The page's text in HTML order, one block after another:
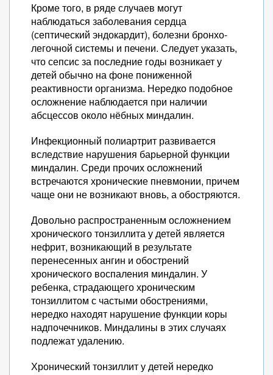
Кроме того, в ряде случаев могут
наблюдаться заболевания сердца
(септический эндокардит), болезни бронхо-
легочной системы и печени. Следует указать,
что сепсис за последние годы возникает у
детей обычно на фоне пониженной
реактивности организма. Нередко подобное
осложнение наблюдается при наличии
абсцессов около нёбных миндалин.
Инфекционный полиартрит развивается
вследствие нарушения барьерной функции
миндалин. Среди прочих осложнений
встречаются хронические пневмонии, причем
чаще они не возникают вновь, а обостряются.
Довольно распространенным осложнением
хронического тонзиллита у детей является
нефрит, возникающий в результате
перенесенных ангин и обострений
хронического воспаления миндалин. У
ребенка, страдающего хроническим
тонзиллитом с частыми обострениями,
нередко находят нарушение функции коры
надпочечников. Миндалины в этих случаях
подлежат удалению.
Хронический тонзиллит у детей нередко